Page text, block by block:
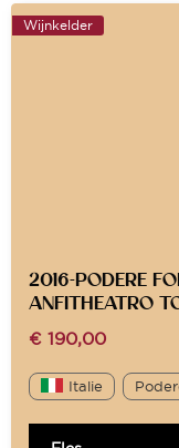
Wijnkelder
2016-PODERE
ANFITHEATRO
€ 190,00
Italie